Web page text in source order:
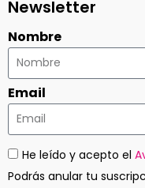
Newsletter
Nombre
Email
He leído y acepto el
Podrás anular tu